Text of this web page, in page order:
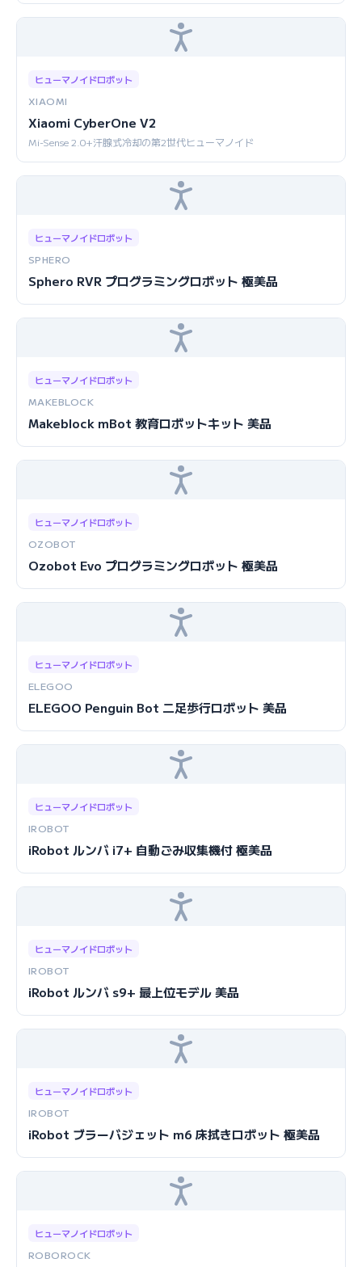
ヒューマノイドロボット
XIAOMI
Xiaomi CyberOne V2
Mi-Sense 2.0+汗腺式冷却の第2世代ヒューマノイド
ヒューマノイドロボット
SPHERO
Sphero RVR プログラミングロボット 極美品
ヒューマノイドロボット
MAKEBLOCK
Makeblock mBot 教育ロボットキット 美品
ヒューマノイドロボット
OZOBOT
Ozobot Evo プログラミングロボット 極美品
ヒューマノイドロボット
ELEGOO
ELEGOO Penguin Bot 二足歩行ロボット 美品
ヒューマノイドロボット
IROBOT
iRobot ルンバ i7+ 自動ごみ収集機付 極美品
ヒューマノイドロボット
IROBOT
iRobot ルンバ s9+ 最上位モデル 美品
ヒューマノイドロボット
IROBOT
iRobot ブラーバジェット m6 床拭きロボット 極美品
ヒューマノイドロボット
ROBOROCK